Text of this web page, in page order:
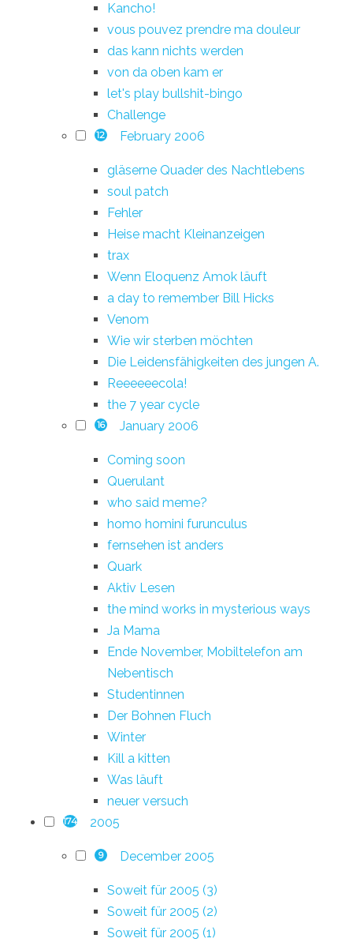
Kancho!
vous pouvez prendre ma douleur
das kann nichts werden
von da oben kam er
let's play bullshit-bingo
Challenge
12 February 2006
gläserne Quader des Nachtlebens
soul patch
Fehler
Heise macht Kleinanzeigen
trax
Wenn Eloquenz Amok läuft
a day to remember Bill Hicks
Venom
Wie wir sterben möchten
Die Leidensfähigkeiten des jungen A.
Reeeeeecola!
the 7 year cycle
16 January 2006
Coming soon
Querulant
who said meme?
homo homini furunculus
fernsehen ist anders
Quark
Aktiv Lesen
the mind works in mysterious ways
Ja Mama
Ende November, Mobiltelefon am
Nebentisch
Studentinnen
Der Bohnen Fluch
Winter
Kill a kitten
Was läuft
neuer versuch
174 2005
9 December 2005
Soweit für 2005 (3)
Soweit für 2005 (2)
Soweit für 2005 (1)